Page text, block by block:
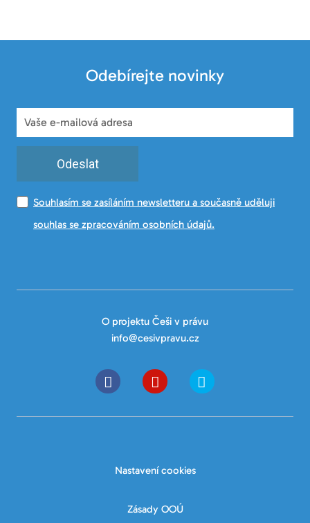
Odebírejte novinky
Odeslat
Souhlasím se zasíláním newsletteru a současně uděluji
souhlas se zpracováním osobních údajů.
O projektu Češi v právu
info@cesivpravu.cz
Nastavení cookies
Zásady OOÚ